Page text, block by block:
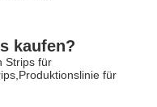
kaufen?
Strips für
für